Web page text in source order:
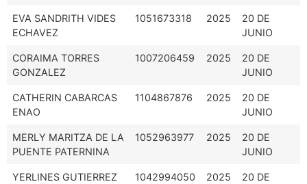
EVA SANDRITH VIDES
ECHAVEZ
1051673318 2025
20 DE
JUNIO
CORAIMA TORRES
GONZALEZ
1007206459 2025
20 DE
JUNIO
CATHERIN CABARCAS
ENAO
1104867876 2025
20 DE
JUNIO
MERLY MARITZA DE LA
PUENTE PATERNINA
1052963977 2025
20 DE
JUNIO
YERLINES GUTIERREZ
1042994050 2025
20 DE